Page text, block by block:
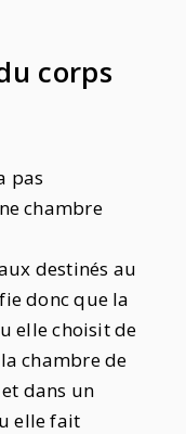
corps
pas
chambre
destinés au
donc que la
elle choisit de
chambre de
et dans un
elle fait